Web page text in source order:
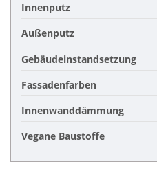
Innenputz
Außenputz
Gebäudeinstandsetzung
Fassadenfarben
Innenwanddämmung
Vegane Baustoffe